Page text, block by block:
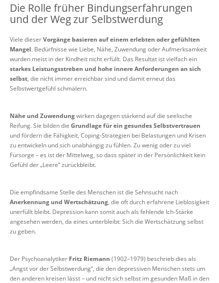
Die Rolle früher Bindungserfahrungen
und der Weg zur Selbstwerdung
Viele dieserVorgänge basieren auf einem erlebten oder gefühlten
Mangel. Bedürfnisse wie Liebe, Nähe, Zuwendung oder Aufmerksamkeit
wurden meist in der Kindheit nicht erfüllt. Das Resultat ist vielfach ein
starkes Leistungsstreben und hohe innere Anforderungen an sich
selbst, die nicht immer erreichbar sind und damit erneut das
Selbstwertgefühl schmälern.
Nähe und Zuwendungwirken dagegen stärkend auf die seelische
Reifung. Sie bilden die Grundlage für ein gesundes Selbstvertrauen
und fördern die Fähigkeit, Coping-Strategien bei Belastungen und Krisen
zu entwickeln und sich unabhängig zu fühlen. Zu wenig oder zu viel
Fürsorge – es ist der Mittelweg, so dass später in der Persönlichkeit kein
Gefühl der „Leere“ zurückbleibt.
Die empfindsame Stelle des Menschen ist die Sehnsucht nach
Anerkennung und Wertschätzung, die oft durch erfahrene Lieblosigkeit
unerfüllt bleibt. Depression kann somit auch als fehlende Ich-Stärke
angesehen werden, da eines unterbleibt: Sich die Wertschätzung selbst
zu geben.
Der Psychoanalytiker Fritz Riemann (1902–1979) beschrieb dies als
„Angst vor der Selbstwerdung“, die den depressiven Menschen stets um
den anderen kreisen lässt – und nicht sich selbst im gesunden Maß in den